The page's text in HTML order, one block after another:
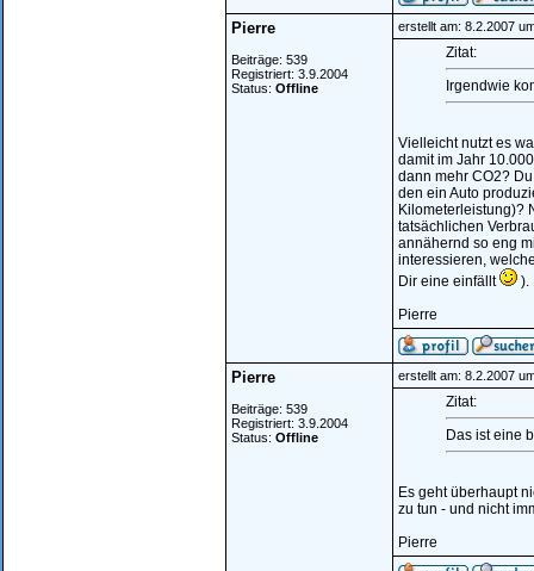
Pierre
Beiträge: 539
Registriert: 3.9.2004
Status: Offline
erstellt am: 8.2.2007
Zitat:
Irgendwie
Vielleicht nutzt es
damit im Jahr
dann mehr CO2?
den ein Auto
Kilometerleistung)?
tatsächlichen
annähernd so eng
interessieren,
Dir eine einfällt
).
Pierre
Pierre
Beiträge: 539
Registriert: 3.9.2004
Status: Offline
erstellt am: 8.2.2007
Zitat:
Das ist eine
Es geht überhaupt
zu tun - und nicht
Pierre